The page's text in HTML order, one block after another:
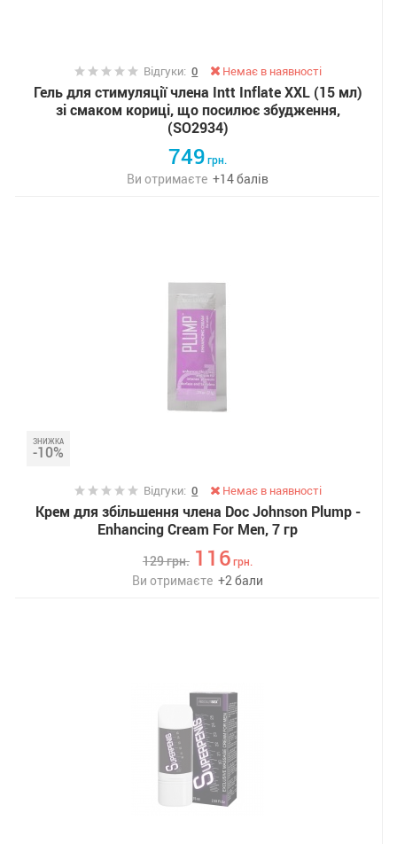
Відгуки:0 Немає в наявності
Гель для стимуляції члена Intt Inflate XXL (15 мл)
зі смаком кориці, що посилює збудження,
(SO2934)
749грн.
Ви отримаєте +14балів
ЗНИЖКА
-10%
Відгуки:0 Немає в наявності
Крем для збільшення члена Doc Johnson Plump -
Enhancing Cream For Men, 7 гр
129грн. 116грн.
Ви отримаєте +2бали